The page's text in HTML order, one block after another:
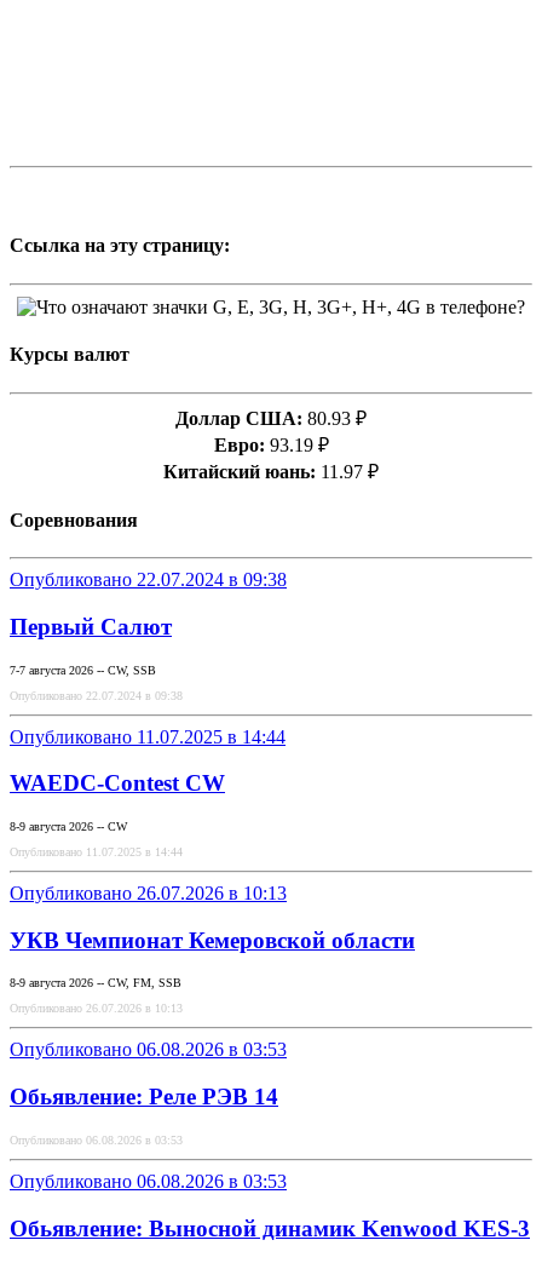
Ссылка на эту страницу:
Курсы валют
Доллар США: 80.93 ₽
Евро: 93.19 ₽
Китайский юань: 11.97 ₽
Соревнования
Опубликовано 22.07.2024 в 09:38
Первый Салют
7-7 августа 2026 -- CW, SSB
Опубликовано 22.07.2024 в 09:38
Опубликовано 11.07.2025 в 14:44
WAEDC-Contest CW
8-9 августа 2026 -- CW
Опубликовано 11.07.2025 в 14:44
Опубликовано 26.07.2026 в 10:13
УКВ Чемпионат Кемеровской области
8-9 августа 2026 -- CW, FM, SSB
Опубликовано 26.07.2026 в 10:13
Опубликовано 06.08.2026 в 03:53
Обьявление: Реле РЭВ 14
Опубликовано 06.08.2026 в 03:53
Опубликовано 06.08.2026 в 03:53
Обьявление: Выносной динамик Kenwood KES-3